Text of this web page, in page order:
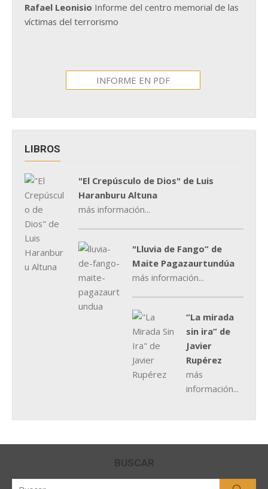
Rafael Leonisio Informe del centro memorial de las
víctimas del terrorismo
INFORME EN PDF
LIBROS
"El Crepúsculo de Dios" de Luis
Haranburu Altuna
más información...
"Lluvia de Fango” de
Maite Pagazaurtundúa
más información...
“La mirada
sin ira” de
Javier
Rupérez
más
información...
BUSCAR